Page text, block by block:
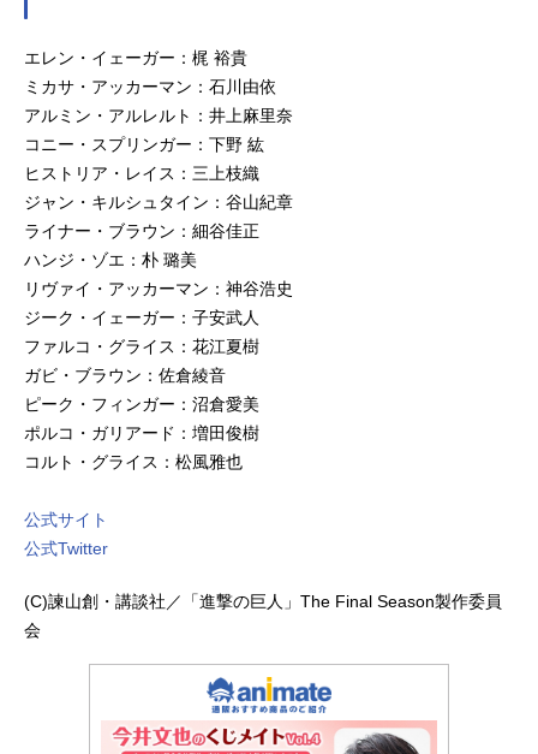
エレン・イェーガー：梶 裕貴
ミカサ・アッカーマン：石川由依
アルミン・アルレルト：井上麻里奈
コニー・スプリンガー：下野 紘
ヒストリア・レイス：三上枝織
ジャン・キルシュタイン：谷山紀章
ライナー・ブラウン：細谷佳正
ハンジ・ゾエ：朴 璐美
リヴァイ・アッカーマン：神谷浩史
ジーク・イェーガー：子安武人
ファルコ・グライス：花江夏樹
ガビ・ブラウン：佐倉綾音
ピーク・フィンガー：沼倉愛美
ポルコ・ガリアード：増田俊樹
コルト・グライス：松風雅也
公式サイト
公式Twitter
(C)諫山創・講談社／「進撃の巨人」The Final Season製作委員
会